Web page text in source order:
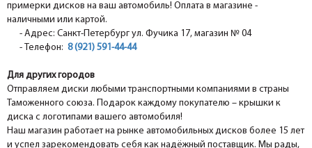
примерки дисков на ваш автомобиль! Оплата в магазине -
наличными или картой.
- Адрес: Санкт-Петербург ул. Фучика 17, магазин № 04
- Телефон: 8 (921) 591-44-44
Для других городов
Отправляем диски любыми транспортными компаниями в страны
Таможенного союза. Подарок каждому покупателю – крышки к
диска с логотипами вашего автомобиля!
Наш магазин работает на рынке автомобильных дисков более 15 лет
и успел зарекомендовать себя как надёжный поставщик. Мы рады,